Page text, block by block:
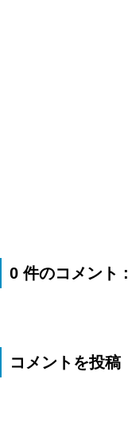
0 件のコメント :
コメントを投稿